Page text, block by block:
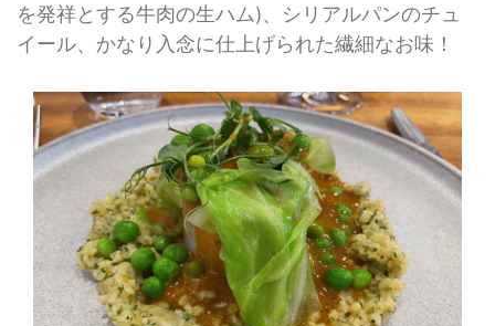
を発祥とする牛肉の生ハム)、シリアルパンのチュ
イール、かなり入念に仕上げられた繊細なお味！